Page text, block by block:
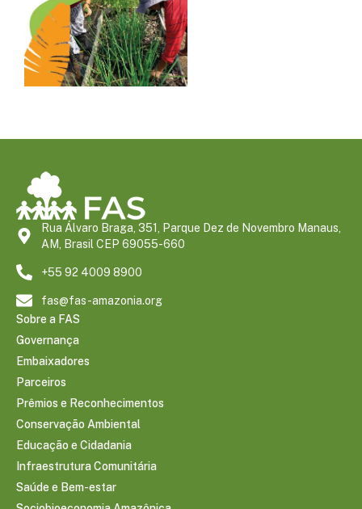
Rua Álvaro Braga, 351, Parque Dez de Novembro Manaus,
AM, Brasil CEP 69055-660
+55 92 4009 8900
fas@fas-amazonia.org
Sobre a FAS
Governança
Embaixadores
Parceiros
Prêmios e Reconhecimentos
Conservação Ambiental
Educação e Cidadania
Infraestrutura Comunitária
Saúde e Bem-estar